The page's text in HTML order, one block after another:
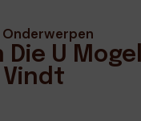
Onderwerpen
U